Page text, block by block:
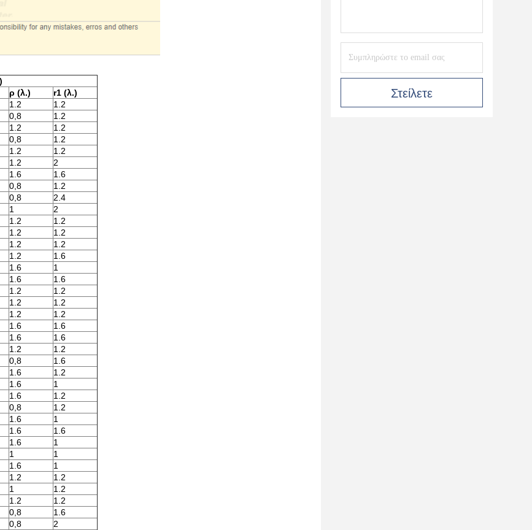
ρ (λ.)
r1 (λ.)
1.2
1.2
0,8
1.2
1.2
1.2
0,8
1.2
1.2
1.2
1.2
2
1.6
1.6
0,8
1.2
0,8
2.4
1
2
1.2
1.2
1.2
1.2
1.2
1.2
1.2
1.6
1.6
1
1.6
1.6
1.2
1.2
1.2
1.2
1.2
1.2
1.6
1.6
1.6
1.6
1.2
1.2
0,8
1.6
1.6
1.2
1.6
1
1.6
1.2
0,8
1.2
1.6
1
1.6
1.6
1.6
1
1
1
1.6
1
1.2
1.2
1
1.2
1.2
1.2
0,8
1.6
0,8
2
Στείλετε